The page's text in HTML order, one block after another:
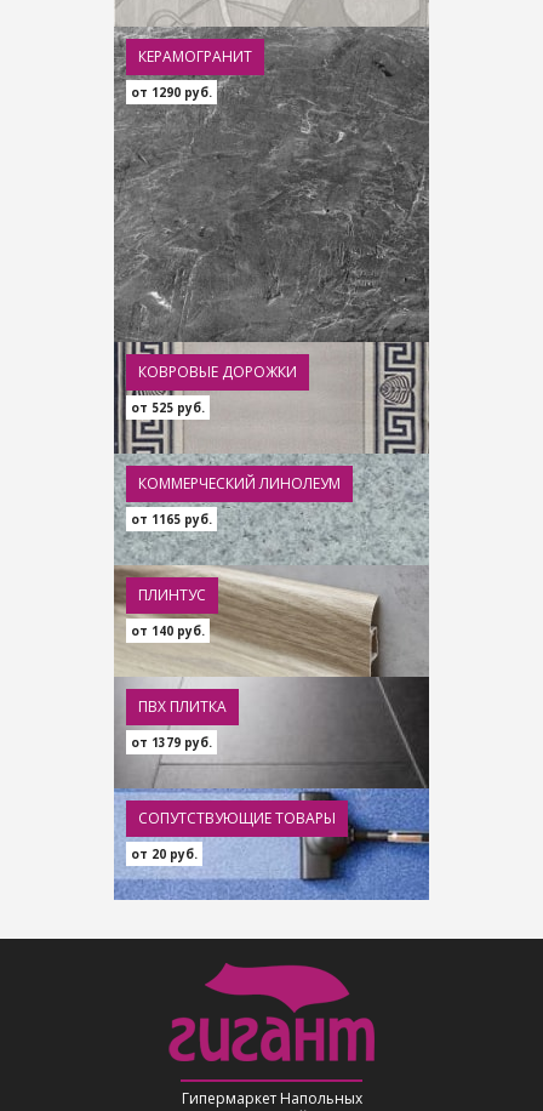
КЕРАМОГРАНИТ
от 1290 руб.
КОВРОВЫЕ ДОРОЖКИ
от 525 руб.
КОММЕРЧЕСКИЙ ЛИНОЛЕУМ
от 1165 руб.
ПЛИНТУС
от 140 руб.
ПВХ ПЛИТКА
от 1379 руб.
СОПУТСТВУЮЩИЕ ТОВАРЫ
от 20 руб.
Гипермаркет Напольных